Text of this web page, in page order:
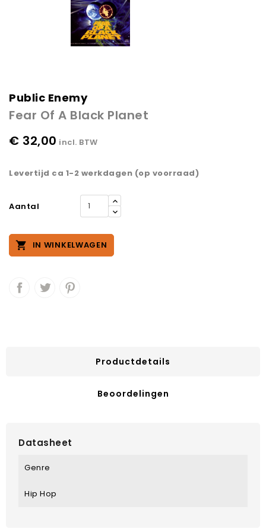
Public Enemy
Fear Of A Black Planet
€ 32,00 incl. BTW
Levertijd ca 1-2 werkdagen (op voorraad)
Aantal
 IN WINKELWAGEN
Productdetails
Beoordelingen
Datasheet
Genre
Hip Hop